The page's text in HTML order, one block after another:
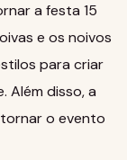
a festa 15
e os noivos
para criar
Além disso, a
o evento